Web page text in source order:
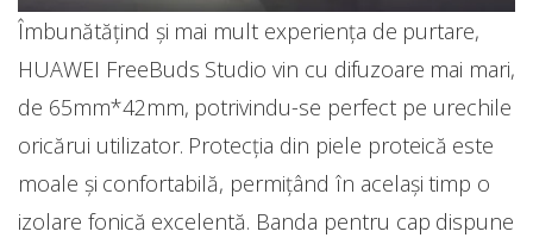
Îmbunătățind și mai mult experiența de purtare,
HUAWEI FreeBuds Studio vin cu difuzoare mai mari,
de 65mm*42mm, potrivindu-se perfect pe urechile
oricărui utilizator. Protecția din piele proteică este
moale și confortabilă, permițând în același timp o
izolare fonică excelentă. Banda pentru cap dispune